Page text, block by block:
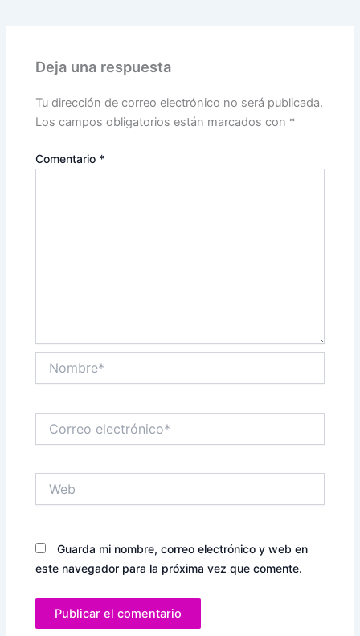
Deja una respuesta
Tu dirección de correo electrónico no será publicada.
Los campos obligatorios están marcados con *
Comentario *
electrónico*
Guarda mi nombre, correo electrónico y web en
este navegador para la próxima vez que comente.